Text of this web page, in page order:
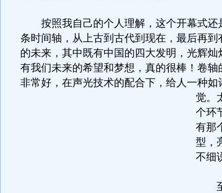
按照我自己的个人理解，这个开幕式还
条时间轴，从上古到古代到现在，最后再到
的未来，其中既有中国的四大发明，光辉灿
有我们未来的希望和梦想，真的很棒！卷轴
非常好，在声光技术的配合下，给人一种如
觉。
个环
有那
型，
不细
至